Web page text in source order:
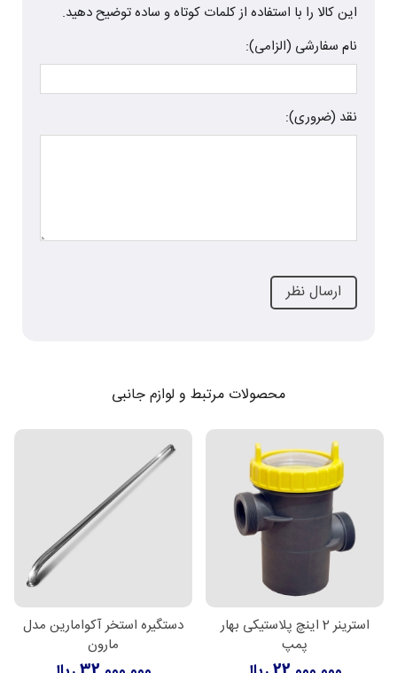
این کالا را با استفاده از کلمات کوتاه و ساده توضیح دهید.
نام سفارشی (الزامی):
نقد (ضروری):
محصولات مرتبط و لوازم جانبی
استرینر 2 اینچ پلاستیکی بهار
پمپ
دستگیره استخر آکوامارین مدل
مارون